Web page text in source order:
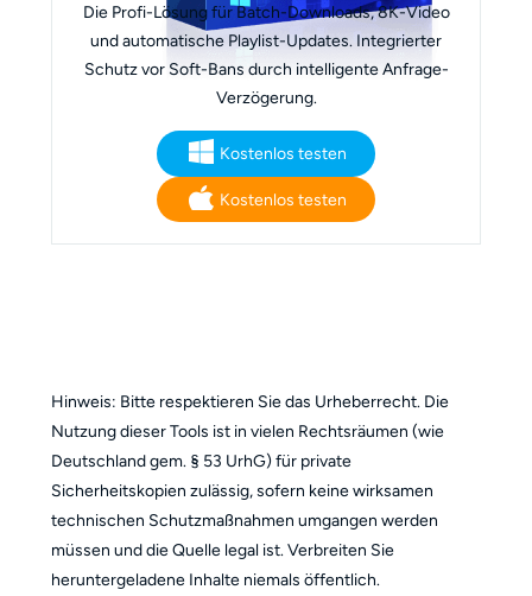
Die Profi-Lösung für Batch-Downloads, 8K-Video
und automatische Playlist-Updates. Integrierter
Schutz vor Soft-Bans durch intelligente Anfrage-
Verzögerung.
Kostenlos testen
Kostenlos testen
Hinweis: Bitte respektieren Sie das Urheberrecht. Die
Nutzung dieser Tools ist in vielen Rechtsräumen (wie
Deutschland gem. § 53 UrhG) für private
Sicherheitskopien zulässig, sofern keine wirksamen
technischen Schutzmaßnahmen umgangen werden
müssen und die Quelle legal ist. Verbreiten Sie
heruntergeladene Inhalte niemals öffentlich.